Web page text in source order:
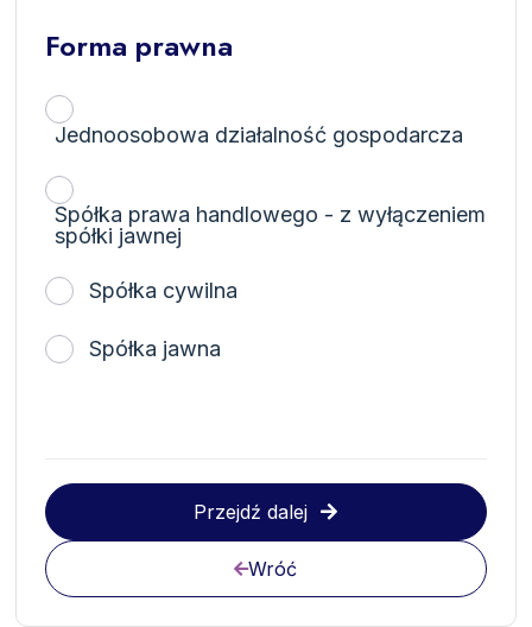
Forma prawna
Jednoosobowa działalność gospodarcza
Spółka prawa handlowego - z wyłączeniem
spółki jawnej
Spółka cywilna
Spółka jawna
Wróć
Przejdź dalej